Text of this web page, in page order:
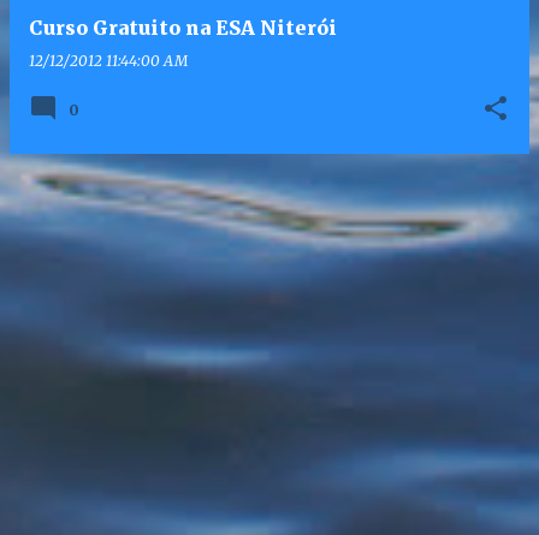
Curso Gratuito na ESA Niterói
12/12/2012 11:44:00 AM
0